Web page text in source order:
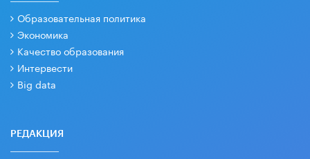
Образовательная политика
Экономика
Качество образования
Интервести
Big data
РЕДАКЦИЯ